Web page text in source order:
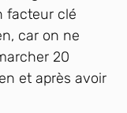
facteur clé
car on ne
20
et après avoir